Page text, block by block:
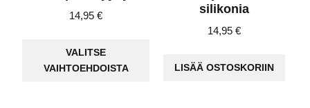
14,95€
VALITSE
VAIHTOEHDOISTA
silikonia
14,95 €
LISÄÄ OSTOSKORIIN